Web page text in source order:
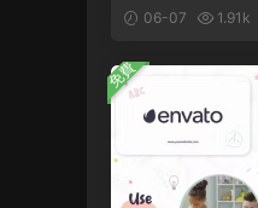
06-07 1.91k
免費